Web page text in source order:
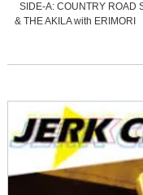
SIDE-A: COUNTRY ROAD
& THE AKILA with